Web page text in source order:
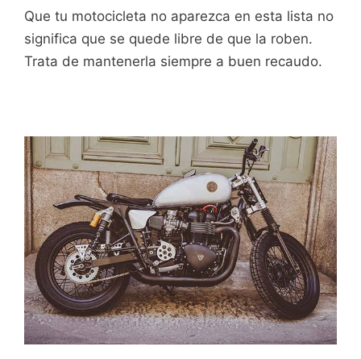
Que tu motocicleta no aparezca en esta lista no
significa que se quede libre de que la roben.
Trata de mantenerla siempre a buen recaudo.